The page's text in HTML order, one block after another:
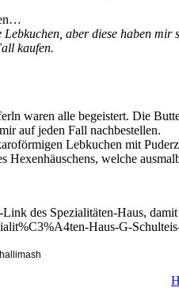
aber diese haben
kaufen.
waren alle begeistert. Die
auf jeden Fall nachbestellen.
Lebkuchen mit
Hexenhäuschens, welche
des Spezialitäten-Haus,
Haus-G-